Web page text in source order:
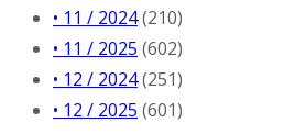
• 11 / 2024(210)
• 11 / 2025 (602)
• 12 / 2024(251)
• 12 / 2025 (601)